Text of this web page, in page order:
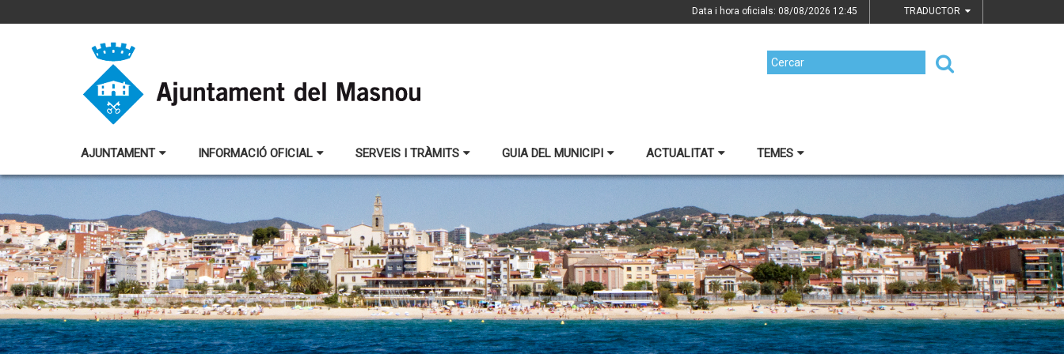
Data i hora oficials: 08/08/2026 12:45 TRADUCTOR
AJUNTAMENT INFORMACIÓ OFICIAL SERVEIS I TRÀMITS GUIA DEL MUNICIPI ACTUALITAT TEMES